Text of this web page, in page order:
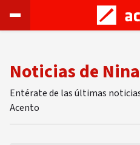
Noticias de
Entérate de las últimas
Acento